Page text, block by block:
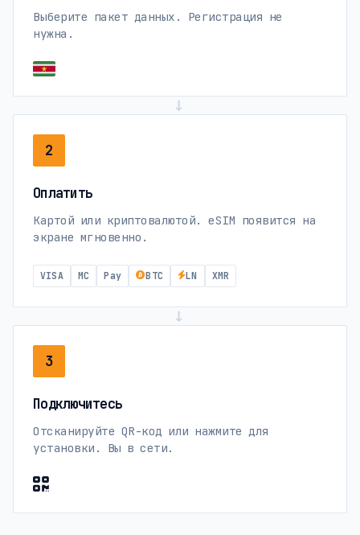
Выберите пакет данных. Регистрация не
нужна.
→
2
Оплатить
Картой или криптовалютой. eSIM появится на
экране мгновенно.
VISA MC Pay BTC LN XMR
→
3
Подключитесь
Отсканируйте QR-код или нажмите для
установки. Вы в сети.